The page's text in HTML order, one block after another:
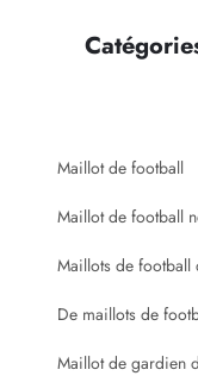
Maillot de football
Maillot de football
Maillots de football
De maillots de
Maillot de gardien